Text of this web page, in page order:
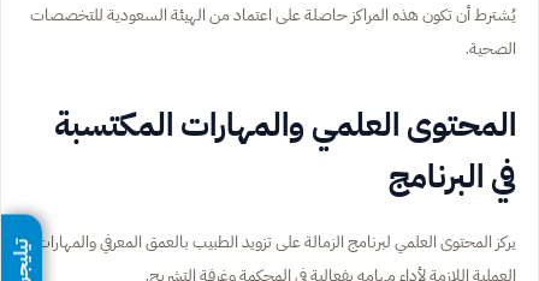
يُشترط أن تكون هذه المراكز حاصلة على اعتماد من الهيئة السعودية للتخصصات
الصحية.
المحتوى العلمي والمهارات المكتسبة
في البرنامج
يركز المحتوى العلمي لبرنامج الزمالة على تزويد الطبيب بالعمق المعرفي والمهارات
العملية اللازمة لأداء مهامه بفعالية في المحكمة وغرفة التشريح.